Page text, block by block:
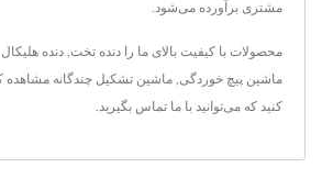
مشتری برآورده می‌شود.
محصولات با کیفیت بالای ما را دنده تخت دنده هلیکال
ماشین پیچ خوردگی ماشین تشکیل چندگانه مشاهده
کنید که می‌توانید با ما تماس بگیرید